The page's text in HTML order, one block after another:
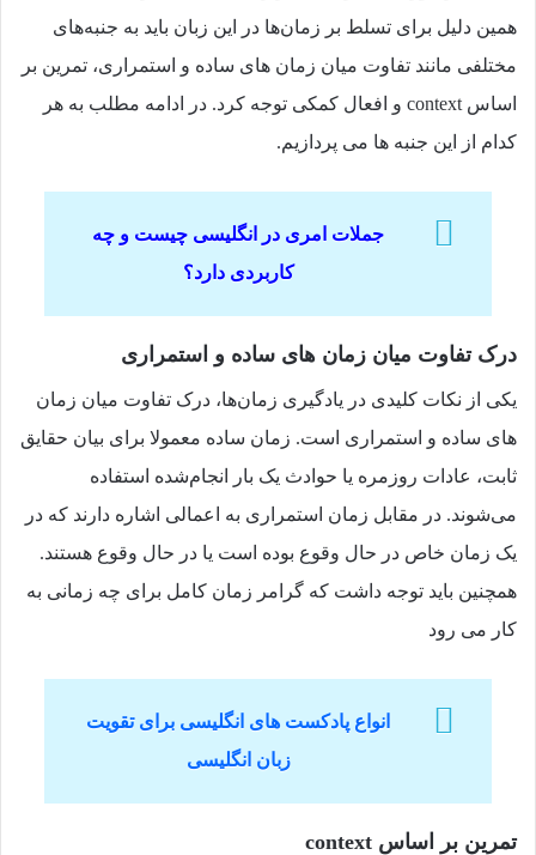
همین دلیل برای تسلط بر زمان‌ها در این زبان باید به جنبه‌های
مختلفی مانند تفاوت میان زمان‌ های ساده و استمراری، تمرین بر
اساس context و افعال کمکی توجه کرد. در ادامه مطلب به هر
کدام از این جنبه ها می پردازیم.
جملات امری در انگلیسی چیست و چه
کاربردی دارد؟
درک تفاوت میان زمان‌ های ساده و استمراری
یکی از نکات کلیدی در یادگیری زمان‌ها، درک تفاوت میان زمان‌
های ساده و استمراری است. زمان‌ ساده معمولا برای بیان حقایق
ثابت، عادات روزمره یا حوادث یک‌ بار انجام‌شده استفاده
می‌شوند. در مقابل زمان‌ استمراری به اعمالی اشاره دارند که در
یک زمان خاص در حال وقوع بوده است یا در حال وقوع هستند.
همچنین باید توجه داشت که گرامر زمان‌ کامل برای چه زمانی به
کار می رود
انواع پادکست های انگلیسی برای تقویت
زبان انگلیسی
تمرین بر اساس context